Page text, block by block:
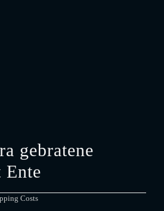
gebratene
Costs